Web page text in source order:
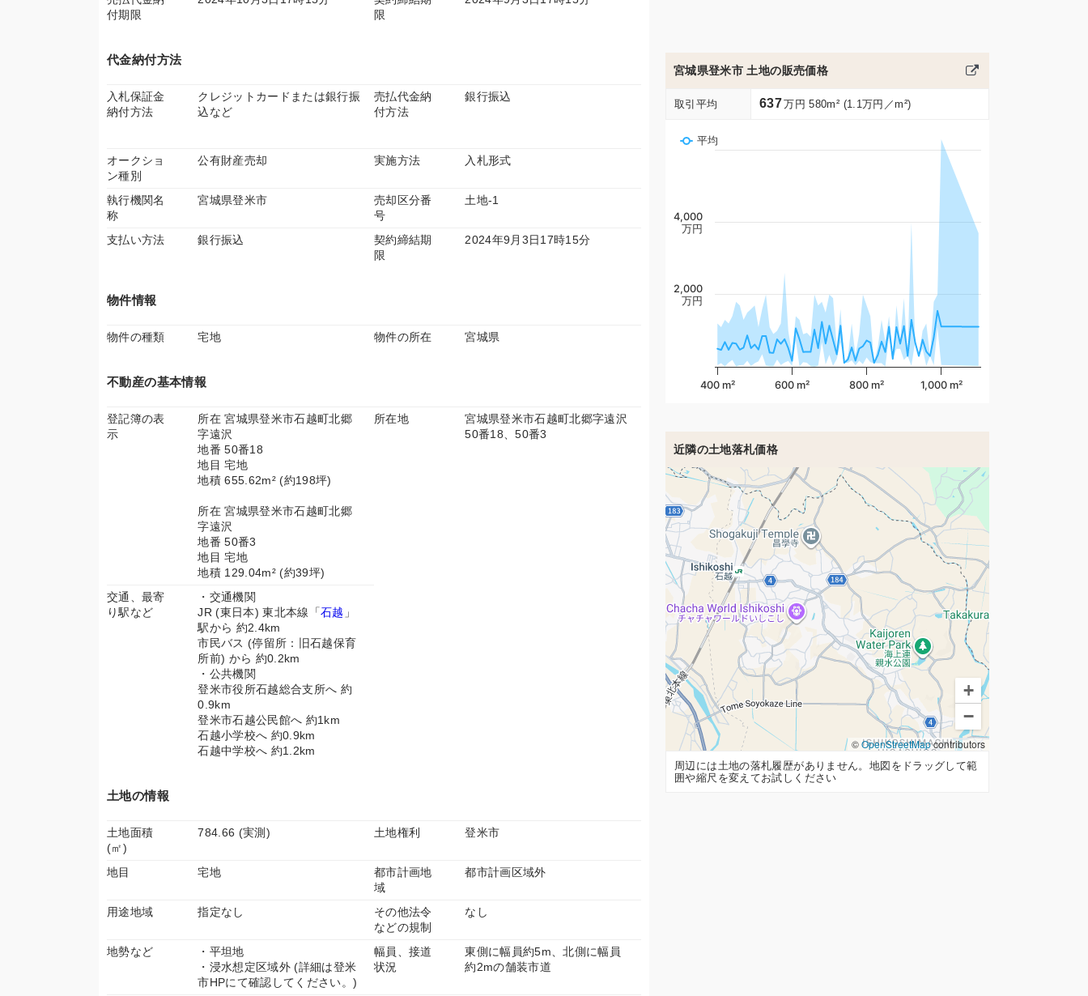
付期限
限
代金納付方法
入札保証金
納付方法
クレジットカードまたは銀行振
込など
売払代金納
付方法
銀行振込
オークショ
ン種別
公有財産売却 実施方法 入札形式
執行機関名
称
宮城県登米市
売却区分番
号
土地-1
支払い方法 銀行振込
契約締結期
限
2024年9月3日17時15分
物件情報
物件の種類 宅地 物件の所在 宮城県
不動産の基本情報
登記簿の表
示
所在 宮城県登米市石越町北郷
字遠沢
地番 50番18
地目 宅地
地積 655.62m² (約198坪)
所在 宮城県登米市石越町北郷
字遠沢
地番 50番3
地目 宅地
地積 129.04m² (約39坪)
所在地
宮城県登米市石越町北郷字遠沢
50番18、50番3
交通、最寄
り駅など
・交通機関
JR (東日本) 東北本線「石越 」
駅から 約2.4km
市民バス (停留所：旧石越保育
所前) から 約0.2km
・公共機関
登米市役所石越総合支所へ 約
0.9km
登米市石越公民館へ 約1km
石越小学校へ 約0.9km
石越中学校へ 約1.2km
土地の情報
土地面積
(㎡)
784.66 (実測) 土地権利 登米市
地目 宅地
都市計画地
域
都市計画区域外
用途地域 指定なし
その他法令
などの規制
なし
地勢など
・平坦地
・浸水想定区域外 (詳細は登米
市HPにて確認してください。)
幅員、接道
状況
東側に幅員約5m、北側に幅員
約2mの舗装市道
宮城県登米市 土地の販売価格
取引平均 637万円 580m² (1.1万円／m²)
平均
400 m² 600 m² 800 m² 1,000 m²
2,000
万円
4,000
万円
近隣の土地落札価格
+
−
©OpenStreetMapcontributors
周辺には土地の落札履歴がありません。地図をドラッグして範
囲や縮尺を変えてお試しください